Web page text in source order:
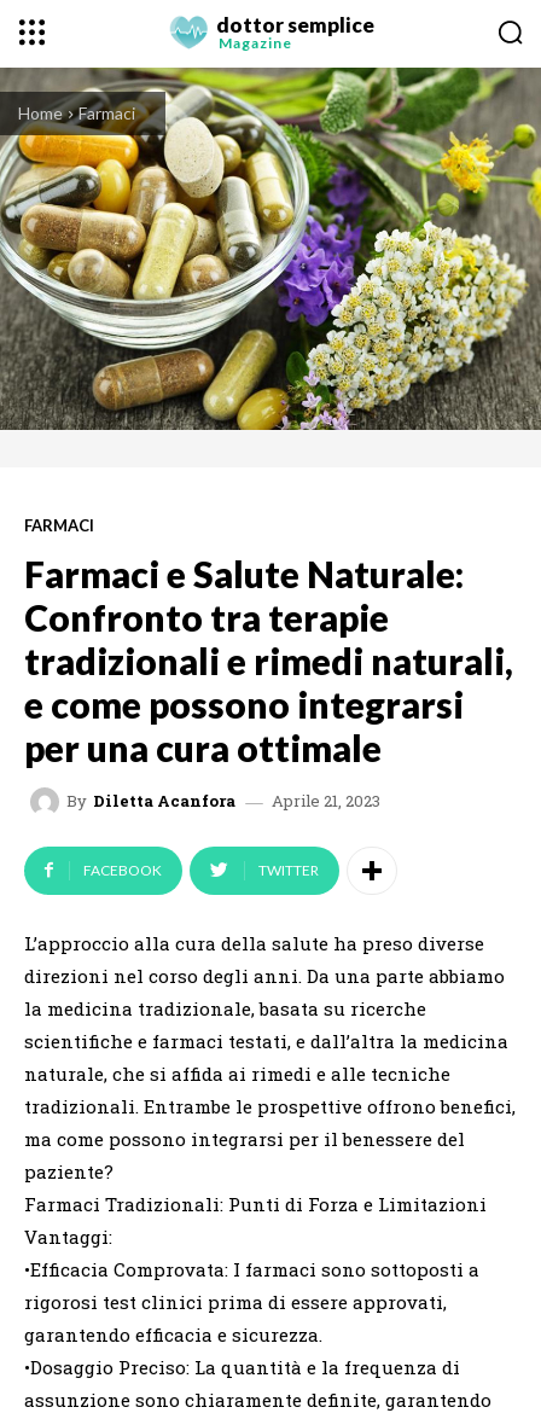
dottor semplice
Magazine
Home Farmaci
FARMACI
Farmaci e Salute Naturale:
Confronto tra terapie
tradizionali e rimedi naturali,
e come possono integrarsi
per una cura ottimale
By Diletta Acanfora Aprile 21, 2023
FACEBOOK TWITTER
L’approccio alla cura della salute ha preso diverse
direzioni nel corso degli anni. Da una parte abbiamo
la medicina tradizionale, basata su ricerche
scientifiche e farmaci testati, e dall’altra la medicina
naturale, che si affida ai rimedi e alle tecniche
tradizionali. Entrambe le prospettive offrono benefici,
ma come possono integrarsi per il benessere del
paziente?
Farmaci Tradizionali: Punti di Forza e Limitazioni
Vantaggi:
•Efficacia Comprovata: I farmaci sono sottoposti a
rigorosi test clinici prima di essere approvati,
garantendo efficacia e sicurezza.
•Dosaggio Preciso: La quantità e la frequenza di
assunzione sono chiaramente definite, garantendo